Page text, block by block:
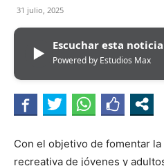
31 julio, 2025
▶ Escuchar esta noticia
Powered by Estudios Max
Con el objetivo de fomentar
recreativa de jóvenes y